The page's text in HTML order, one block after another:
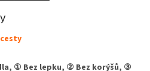
① Bez lepku, ② Bez korýšů, ③